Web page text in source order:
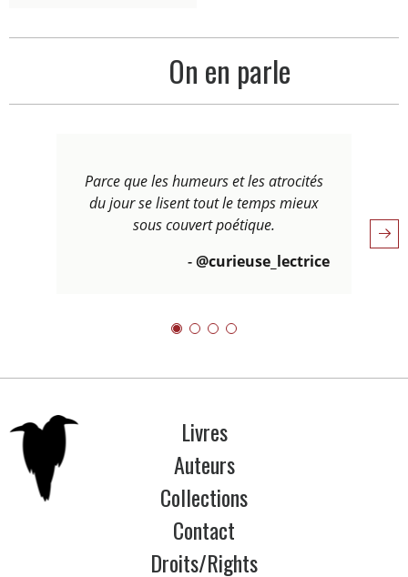
On en parle
Parce que les humeurs et les atrocités
du jour se lisent tout le temps mieux
sous couvert poétique.
-@curieuse_lectrice
Citation 1
Citation 2
Citation 3
Citation 4
Livres
Auteurs
Collections
Contact
Droits/Rights